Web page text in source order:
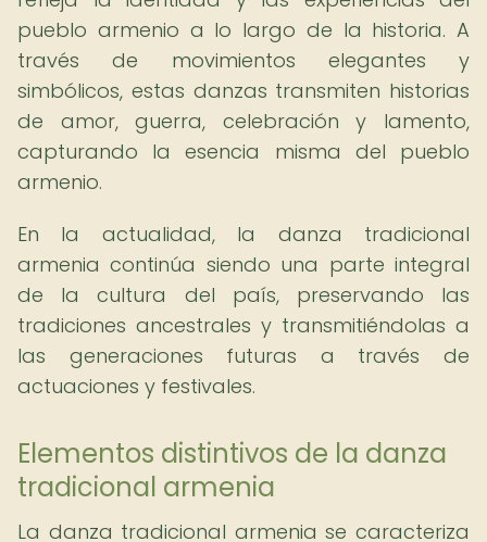
pueblo armenio a lo largo de la historia. A
través de movimientos elegantes y
simbólicos, estas danzas transmiten historias
de amor, guerra, celebración y lamento,
capturando la esencia misma del pueblo
armenio.
En la actualidad, la danza tradicional
armenia continúa siendo una parte integral
de la cultura del país, preservando las
tradiciones ancestrales y transmitiéndolas a
las generaciones futuras a través de
actuaciones y festivales.
Elementos distintivos de la danza
tradicional armenia
La danza tradicional armenia se caracteriza